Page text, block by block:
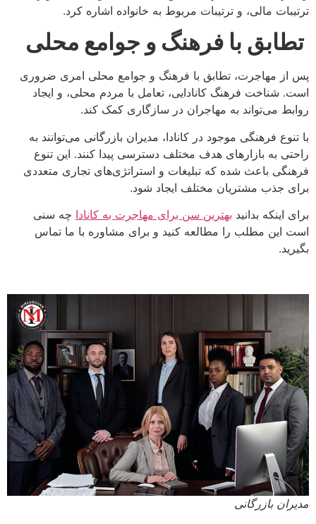
ترتیبات مالی، و ترتیبات مربوط به خانواده اشاره کرد.
تطابق با فرهنگ و جوامع محلی
پس از مهاجرت، تطابق با فرهنگ و جوامع محلی امری ضروری
است. شناخت فرهنگ کانادایی، تعامل با مردم محلی، و ایجاد
روابط می‌تواند به مهاجران در سازگاری کمک کند.
با تنوع فرهنگی موجود در کانادا، مدیران بازرگانی می‌توانند به
راحتی به بازارهای هدف مختلف دسترسی پیدا کنند. این تنوع
فرهنگی باعث شده که تبلیغات و استراتژی‌های تجاری متعددی
برای جذب مشتریان مختلف ایجاد شود.
برای اینکه بدانید بهترین سن برای مهاجرت به کانادا چه سنی
است این مطلب را مطالعه کنید و برای مشاوره با ما تماس
بگیرید.
مدیران بازرگانی